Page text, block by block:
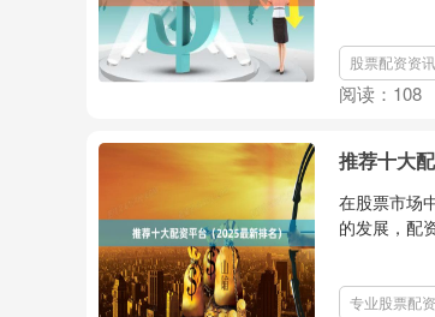
股票配资资
阅读： 108
推荐十大
在股票市场
的发展，配
专业股票配资